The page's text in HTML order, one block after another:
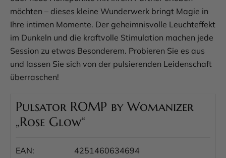
möchten – dieses kleine Wunderwerk bringt Magie in
Ihre intimen Momente. Der geheimnisvolle Leuchteffekt
im Dunkeln und die kraftvolle Stimulation machen jede
Session zu etwas Besonderem. Probieren Sie es aus
und lassen Sie sich von der pulsierenden Leidenschaft
überraschen!
Pulsator ROMP by Womanizer
„Rose Glow“
EAN:
4251460634694